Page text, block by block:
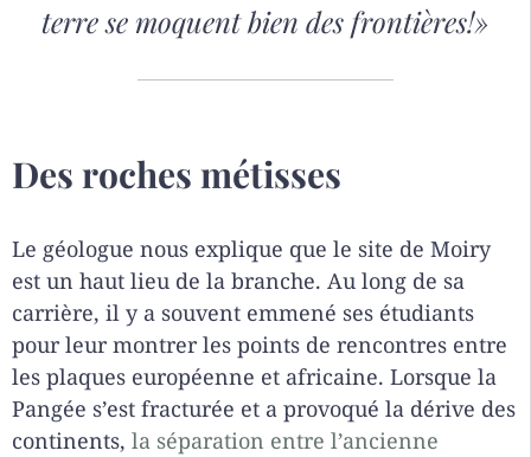
terre se moquent bien des frontières!»
Des roches métisses
Le géologue nous explique que le site de Moiry
est un haut lieu de la branche. Au long de sa
carrière, il y a souvent emmené ses étudiants
pour leur montrer les points de rencontres entre
les plaques européenne et africaine. Lorsque la
Pangée s’est fracturée et a provoqué la dérive des
continents, la séparation entre l’ancienne